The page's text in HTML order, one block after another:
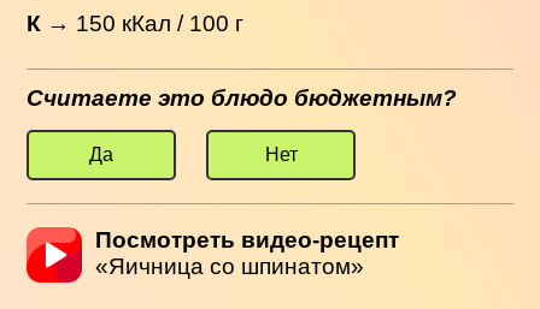
К → 150 кКал / 100 г
Считаете это блюдо бюджетным?
Да Нет
Посмотреть видео-рецепт
«Яичница со шпинатом»